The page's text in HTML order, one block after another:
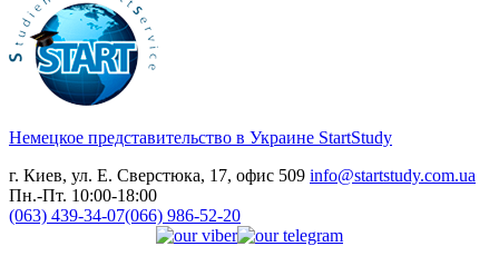
Немецкое представительство в Украине StartStudy
г. Киев, ул. Е. Сверстюка, 17, офис 509 info@startstudy.com.ua
Пн.-Пт. 10:00-18:00
(063) 439-34-07(066) 986-52-20